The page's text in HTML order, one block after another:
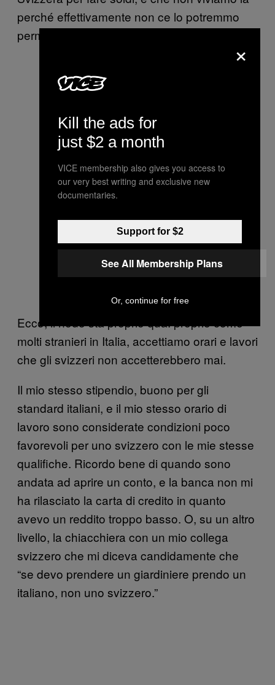
perché effettivamente non ce lo potremmo
permettere.
Ecco, il nodo sta proprio qua: proprio come
molti stranieri in Italia, accettiamo orari e lavori
che gli svizzeri non accetterebbero mai.
Il mio stesso stipendio, buono per gli
standard italiani, e il mio stesso orario di
lavoro sono considerate condizioni poco
favorevoli per uno svizzero con le mie stesse
qualifiche. Ricordo bene di quando sono
andata ad aprire un conto, e la banca non mi
ha rilasciato la carta di credito in quanto
avevo un reddito troppo basso. O, su un altro
livello, la chiacchiera con un mio collega
svizzero che mi diceva candidamente che
“se devo prendere un giardiniere prendo un
italiano, non uno svizzero.”
×
Kill the ads for
just $2 a month
VICE membership also gives you access to
our very best writing and exclusive new
documentaries.
Support for $2
See All Membership Plans
Or, continue for free